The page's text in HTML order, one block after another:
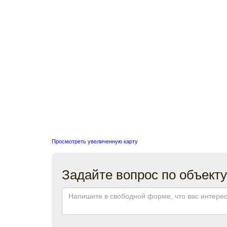
Просмотреть увеличенную карту
Задайте вопрос по